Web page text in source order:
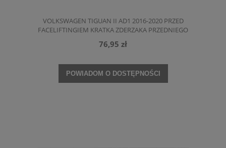
VOLKSWAGEN TIGUAN II AD1 2016-2020 PRZED
FACELIFTINGIEM KRATKA ZDERZAKA PRZEDNIEGO
ŚRODKOWA 5NN853677G
76,95 zł
POWIADOM O DOSTĘPNOŚCI